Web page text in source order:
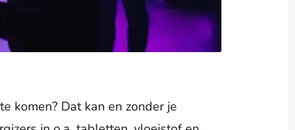
komen? Dat kan en zonder je